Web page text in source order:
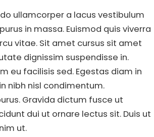
ullamcorper a lacus vestibulum
in massa. Euismod quis viverra
vitae. Sit amet cursus sit amet
dignissim suspendisse in.
eu facilisis sed. Egestas diam in
nibh nisl condimentum.
Gravida dictum fusce ut
dui ut ornare lectus sit. Duis ut
ut.